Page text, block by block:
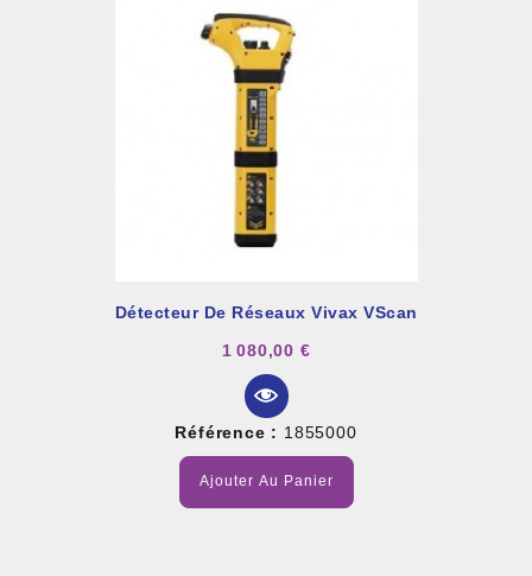
Détecteur De Réseaux Vivax VScan
1 080,00 €
Référence : 1855000
Ajouter Au Panier